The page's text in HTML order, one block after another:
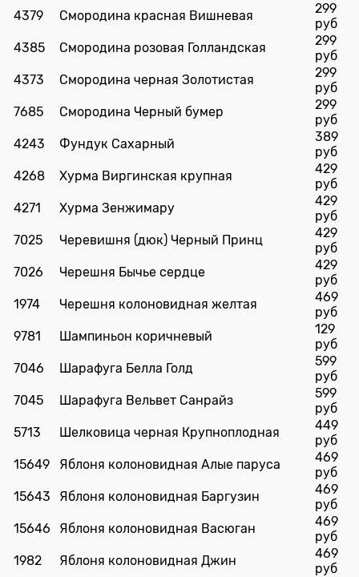
4379
Смородина красная Вишневая
299
руб
4385
Смородина розовая Голландская
299
руб
4373
Смородина черная Золотистая
299
руб
7685
Смородина Черный бумер
299
руб
4243
Фундук Сахарный
389
руб
4268
Хурма Виргинская крупная
429
руб
4271
Хурма Зенжимару
429
руб
7025
Черевишня (дюк) Черный Принц
429
руб
7026
Черешня Бычье сердце
429
руб
1974
Черешня колоновидная желтая
469
руб
9781
Шампиньон коричневый
129
руб
7046
Шарафуга Белла Голд
599
руб
7045
Шарафуга Вельвет Санрайз
599
руб
5713
Шелковица черная Крупноплодная
449
руб
15649
Яблоня колоновидная Алые паруса
469
руб
15643
Яблоня колоновидная Баргузин
469
руб
15646
Яблоня колоновидная Васюган
469
руб
1982
Яблоня колоновидная Джин
469
руб